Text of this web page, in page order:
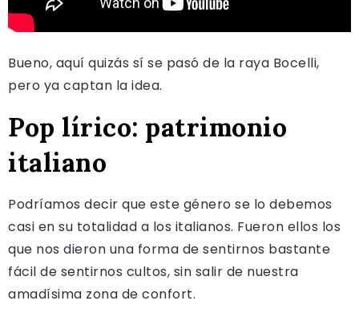
Bueno, aquí quizás sí se pasó de la raya Bocelli,
pero ya captan la idea.
Pop lírico: patrimonio
italiano
Podríamos decir que este género se lo debemos
casi en su totalidad a los italianos. Fueron ellos los
que nos dieron una forma de sentirnos bastante
fácil de sentirnos cultos, sin salir de nuestra
amadísima zona de confort.